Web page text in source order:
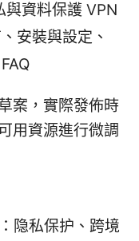
與資料保護 VPN
安裝與設定、
案，實際發佈時
用資源進行微調
隐私保护、跨境